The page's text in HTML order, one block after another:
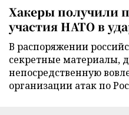
Хакеры получили
участия НАТО в
В распоряжении
секретные материалы,
непосредственную
организации атак по